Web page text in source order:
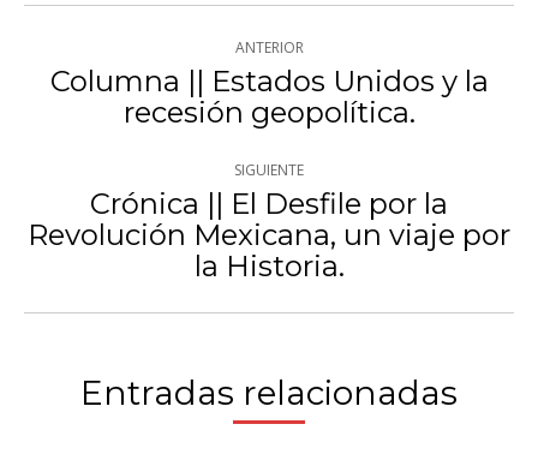
Navegación
entre
publicaciones
ANTERIOR
Publicación
anterior:
Columna || Estados Unidos y la
recesión geopolítica.
SIGUIENTE
Publicación
siguiente:
Crónica || El Desfile por la
Revolución Mexicana, un viaje por
la Historia.
Entradas relacionadas